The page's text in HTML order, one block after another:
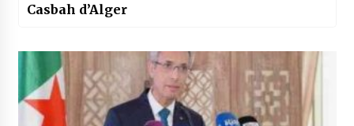
Casbah d’Alger